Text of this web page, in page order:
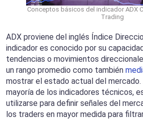
Conceptos básicos del indicador ADX
Trading
ADX proviene del inglés Índice
indicador es conocido por su
tendencias o movimientos
un rango promedio como también
mostrar el estado actual del
mayoría de los indicadores técnicos,
utilizarse para definir señales del
los traders en mayor medida para